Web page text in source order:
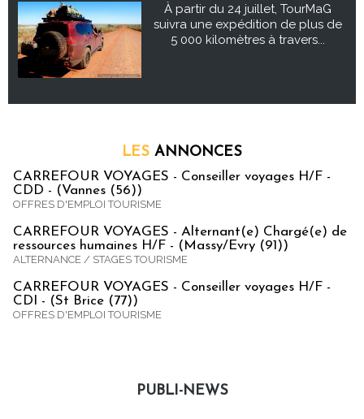
À partir du 24 juillet, TourMaG
suivra une expédition de plus de
5 000 kilomètres à travers...
LES ANNONCES
CARREFOUR VOYAGES - Conseiller voyages H/F -
CDD - (Vannes (56))
OFFRES D'EMPLOI TOURISME
CARREFOUR VOYAGES - Alternant(e) Chargé(e) de
ressources humaines H/F - (Massy/Evry (91))
ALTERNANCE / STAGES TOURISME
CARREFOUR VOYAGES - Conseiller voyages H/F -
CDI - (St Brice (77))
OFFRES D'EMPLOI TOURISME
PUBLI-NEWS